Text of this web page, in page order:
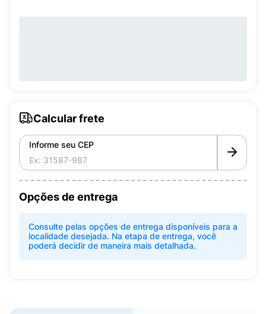
Calcular frete
Informe seu CEP
Opções de entrega
Consulte pelas opções de entrega disponíveis para a
localidade desejada. Na etapa de entrega, você
poderá decidir de maneira mais detalhada.